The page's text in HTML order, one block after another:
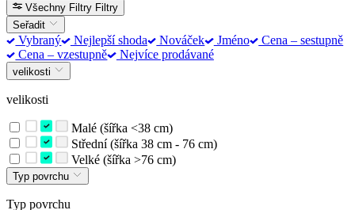
Všechny Filtry Filtry
Seřadit
Vybraný Nejlepší shoda Nováček Jméno
Cena – sestupně
Cena – vzestupně
Nejvíce prodávané
velikosti
velikosti
Malé (šířka <38 cm)
Střední (šířka 38 cm - 76 cm)
Velké (šířka >76 cm)
Typ povrchu
Typ povrchu